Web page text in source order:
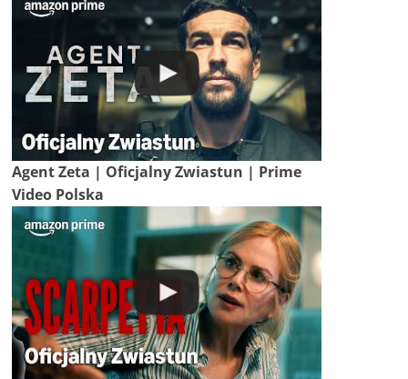
Agent Zeta | Oficjalny Zwiastun | Prime
Video Polska